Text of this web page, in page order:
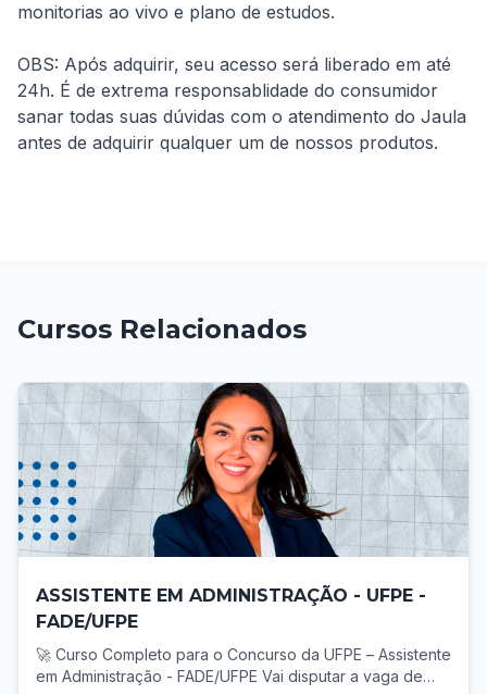
monitorias ao vivo e plano de estudos.
OBS: Após adquirir, seu acesso será liberado em até
24h. É de extrema responsablidade do consumidor
sanar todas suas dúvidas com o atendimento do Jaula
antes de adquirir qualquer um de nossos produtos.
Cursos Relacionados
ASSISTENTE EM ADMINISTRAÇÃO - UFPE -
FADE/UFPE
🚀 Curso Completo para o Concurso da UFPE – Assistente
em Administração - FADE/UFPE Vai disputar a vaga de